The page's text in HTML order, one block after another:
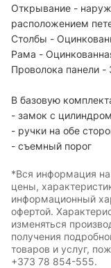
Открывание -
расположением
Столбы -
Рама -
Проволока панели -
В базовую
- замок с цилиндром
- ручки на обе
- съемный порог
*Вся информация
цены,
информационный
офертой.
изменяться
получения
товаров и услуг,
+373 78 854-555.